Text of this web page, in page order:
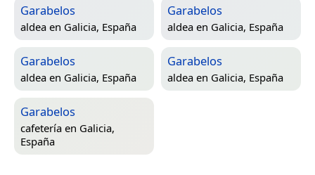
Garabelos
aldea en Galicia, España
Garabelos
aldea en Galicia, España
Garabelos
aldea en Galicia, España
Garabelos
aldea en Galicia, España
Garabelos
cafetería en Galicia,
España